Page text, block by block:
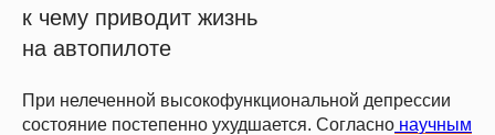
к чему приводит жизнь
на автопилоте
При нелеченной высокофункциональной депрессии
состояние постепенно ухудшается. Согласно научным
Успейте зафиксировать скидку